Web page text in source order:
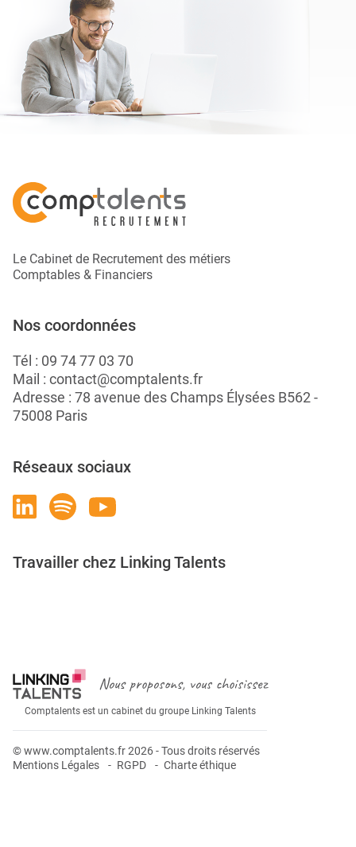
Le Cabinet de Recrutement des métiers
Comptables & Financiers
Nos coordonnées
Tél : 09 74 77 03 70
Mail : contact@comptalents.fr
Adresse : 78 avenue des Champs Élysées B562 -
75008 Paris
Réseaux sociaux
Travailler chez Linking Talents
Nous proposons, vous choisissez
Comptalents est un cabinet du groupe Linking Talents
© www.comptalents.fr 2026 - Tous droits réservés
Mentions Légales
RGPD Charte éthique